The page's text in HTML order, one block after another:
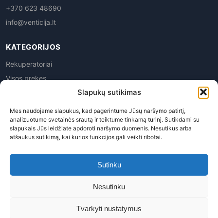
Slapukų sutikimas
Mes naudojame slapukus, kad pagerintume Jūsų naršymo patirtį,
analizuotume svetainės srautą ir teiktume tinkamą turinį. Sutikdami su
slapukais Jūs leidžiate apdoroti naršymo duomenis. Nesutikus arba
atšaukus sutikimą, kai kurios funkcijos gali veikti ribotai.
Sutinku
Nesutinku
Tvarkyti nustatymus
+370 623 48690
info@venticija.lt
KATEGORIJOS
Rekuperatoriai
Visos prekes
Privatumo politika | Prekių grąžinimas | Pirkimo
Pristatymas
© 2026 Venticija™ - Visos teisės saugomos. Kopijuoti, platinti